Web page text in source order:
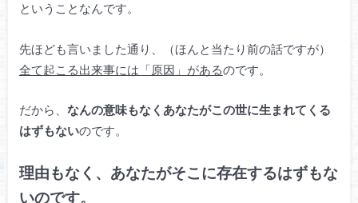
ということなんです。
先ほども言いました通り、（ほんと当たり前の話ですが）
全て起こる出来事には「原因」があるのです。
だから、 なんの意味もなくあなたがこの世に生まれてくる
はずもないのです。
理由もなく、あなたがそこに存在するはずもな
いのです。